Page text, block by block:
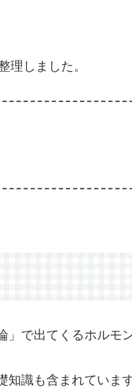
理しました。
」で出てくるホルモ
識も含まれています